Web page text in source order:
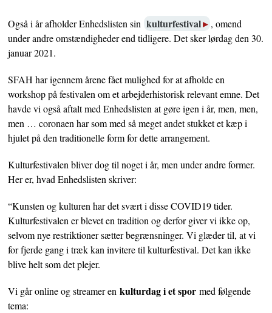
Også i år afholder Enhedslisten sin kulturfestival
, omend
under andre omstændigheder end tidligere. Det sker lørdag den 30.
januar 2021.
SFAH har igennem årene fået mulighed for at afholde en
workshop på festivalen om et arbejderhistorisk relevant emne. Det
havde vi også aftalt med Enhedslisten at gøre igen i år, men, men,
men … coronaen har som med så meget andet stukket et kæp i
hjulet på den traditionelle form for dette arrangement.
Kulturfestivalen bliver dog til noget i år, men under andre former.
Her er, hvad Enhedslisten skriver:
“Kunsten og kulturen har det svært i disse COVID19 tider.
Kulturfestivalen er blevet en tradition og derfor giver vi ikke op,
selvom nye restriktioner sætter begrænsninger. Vi glæder til, at vi
for fjerde gang i træk kan invitere til kulturfestival. Det kan ikke
blive helt som det plejer.
Vi går online og streamer enkulturdag i et spormed følgende
tema: